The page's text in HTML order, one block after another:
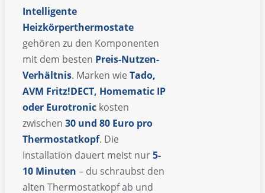
Intelligente
Heizkörperthermostate
gehören zu den Komponenten
mit dem besten Preis-Nutzen-
Verhältnis. Marken wie Tado,
AVM Fritz!DECT, Homematic IP
oder Eurotronic kosten
zwischen 30 und 80 Euro pro
Thermostatkopf. Die
Installation dauert meist nur5-
10 Minuten – du schraubst den
alten Thermostatkopf ab und